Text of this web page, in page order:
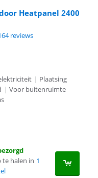
Heatpanel 2400
164 reviews.
reviews
| Plaatsing
| Voor buitenruimte
te halen in 1